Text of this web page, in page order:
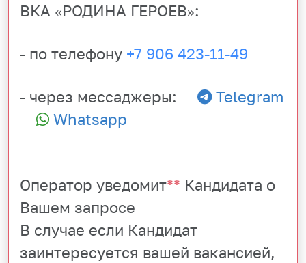
ВКА «РОДИНА ГЕРОЕВ»:
- по телефону +7 906 423-11-49
- через мессаджеры:
Telegram
Whatsapp
Оператор уведомит** Кандидата о
Вашем запросе
В случае если Кандидат
заинтересуется вашей вакансией,